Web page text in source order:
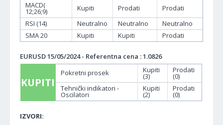
MACD(
12;26;9) Kupiti Prodati
Prodati
RSI (14)
Neutralno Neutralno
Neutralno
SMA 20
Kupiti Kupiti Prodati
EURUSD 15/05/2024 - Referentna cena : 1.0826
KUPITI
Pokretni prosek Kupiti
(3)
Prodati
(0)
Tehnički indikatori -
Oscilatori
Kupiti
(2)
Prodati
(0)
IZVORI: